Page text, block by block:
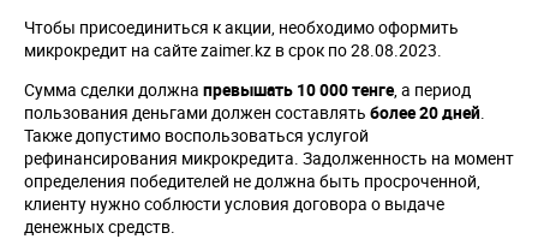
Чтобы присоединиться к акции, необходимо оформить
микрокредит на сайте zaimer.kz в срок по 28.08.2023.
Сумма сделки должна превышать 10 000 тенге, а период
пользования деньгами должен составлять более 20 дней.
Также допустимо воспользоваться услугой
рефинансирования микрокредита. Задолженность на момент
определения победителей не должна быть просроченной,
клиенту нужно соблюсти условия договора о выдаче
денежных средств.